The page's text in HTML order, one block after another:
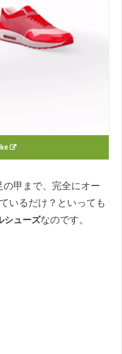
の甲まで、完全にオー
いるだけ？といっても
シューズなのです。